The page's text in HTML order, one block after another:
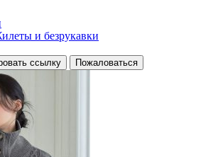
и безрукавки
ссылку Пожаловаться